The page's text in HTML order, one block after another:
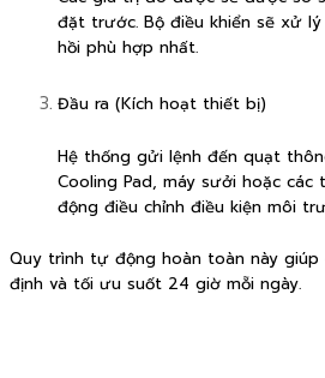
đặt trước. Bộ điều khiển sẽ xử
hồi phù hợp nhất.
Đầu ra (Kích hoạt thiết bị)
Hệ thống gửi lệnh đến quạt
Cooling Pad, máy sưởi hoặc
động điều chỉnh điều kiện môi
Quy trình tự động hoàn toàn này
định và tối ưu suốt 24 giờ mỗi ngày.